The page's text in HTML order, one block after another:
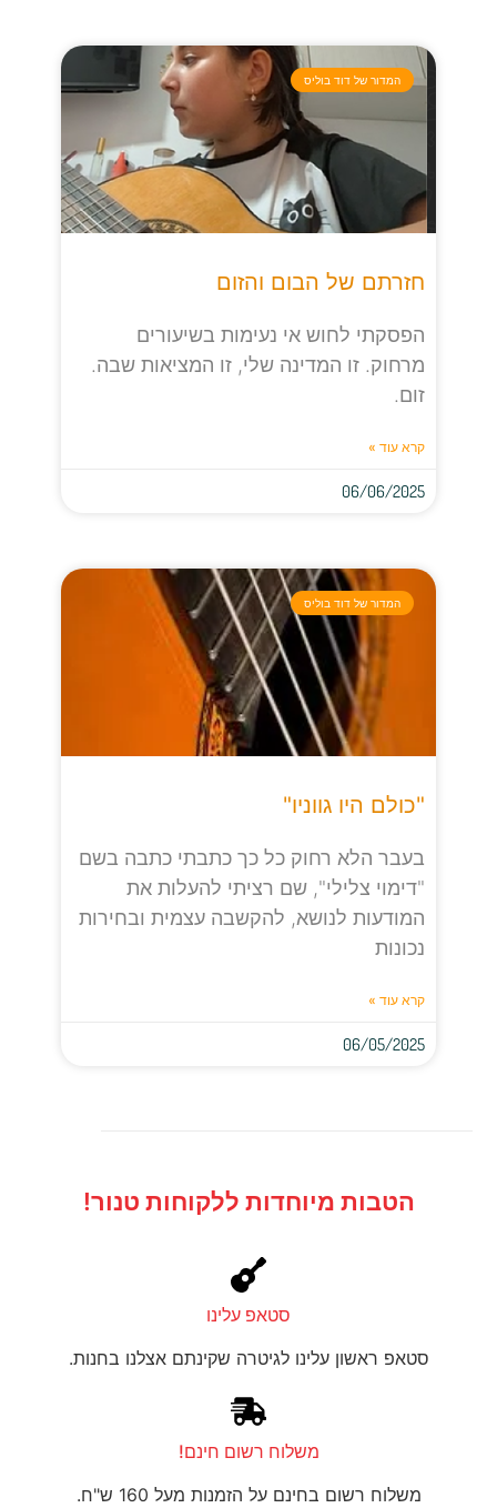
המדור של דוד בוליס
חזרתם של הבום והזום
הפסקתי לחוש אי נעימות בשיעורים
מרחוק. זו המדינה שלי, זו המציאות שבה.
זום.
קרא עוד »
06/06/2025
המדור של דוד בוליס
"כולם היו גווניו"
בעבר הלא רחוק כל כך כתבתי כתבה בשם
"דימוי צלילי", שם רציתי להעלות את
המודעות לנושא, להקשבה עצמית ובחירות
נכונות
קרא עוד »
06/05/2025
הטבות מיוחדות ללקוחות טנור!
סטאפ עלינו
סטאפ ראשון עלינו לגיטרה שקינתם אצלנו בחנות.
משלוח רשום חינם!
משלוח רשום בחינם על הזמנות מעל 160 ש"ח.